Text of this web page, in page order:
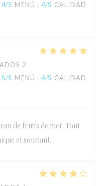
4/5 MENÚ : 4/5 CALIDAD
2
5/5 MENÚ : 4/5 CALIDAD
de fruits de mer. Tout
et souriant.